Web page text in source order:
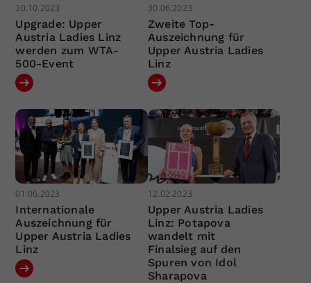
30.10.2023
Upgrade: Upper
Austria Ladies Linz
werden zum WTA-
500-Event
30.06.2023
Zweite Top-
Auszeichnung für
Upper Austria Ladies
Linz
01.06.2023
Internationale
Auszeichnung für
Upper Austria Ladies
Linz
12.02.2023
Upper Austria Ladies
Linz: Potapova
wandelt mit
Finalsieg auf den
Spuren von Idol
Sharapova